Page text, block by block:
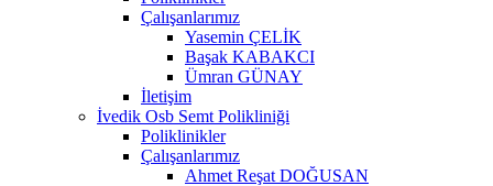
Çalışanlarımız
Yasemin ÇELİK
Başak KABAKCI
Ümran GÜNAY
İletişim
İvedik Osb Semt Polikliniği
Poliklinikler
Çalışanlarımız
Ahmet Reşat DOĞUSAN